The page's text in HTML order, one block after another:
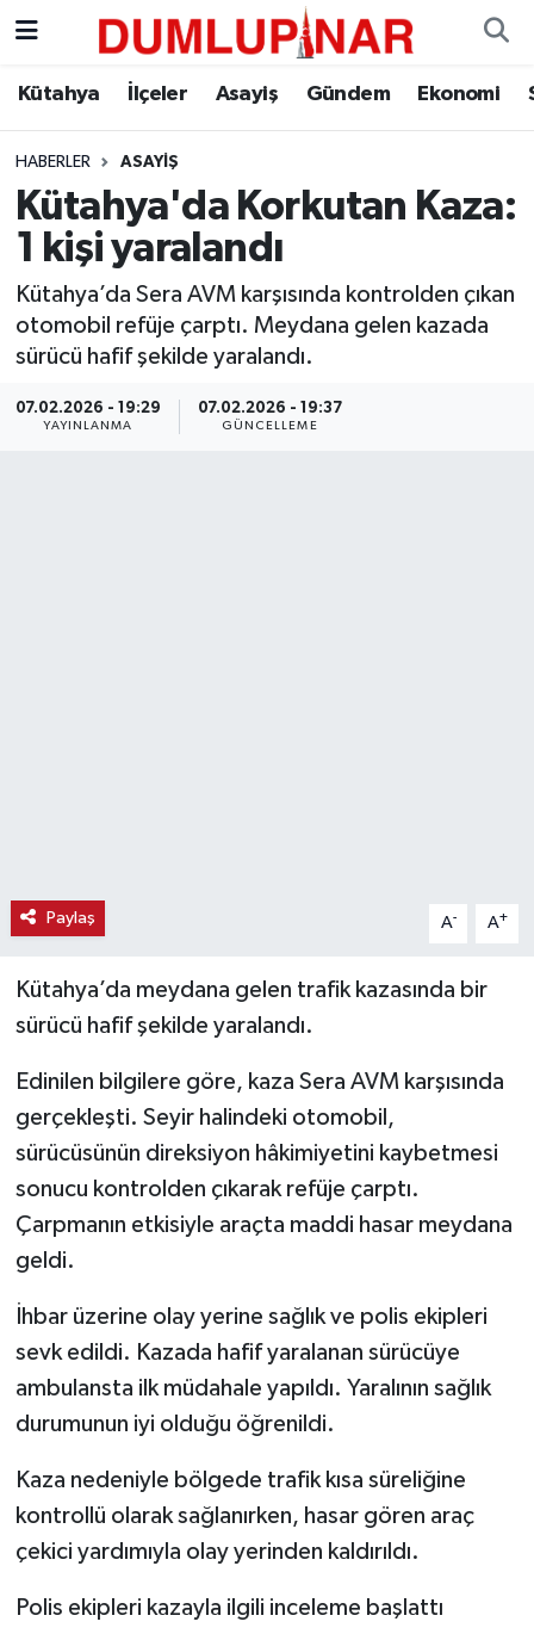
Kütahya İlçeler Asayiş Gündem Ekonomi
HABERLER ASAYIŞ
Kütahya'da Korkutan Kaza:
1 kişi yaralandı
Kütahya’da Sera AVM karşısında kontrolden çıkan
otomobil refüje çarptı. Meydana gelen kazada
sürücü hafif şekilde yaralandı.
07.02.2026 - 19:29
YAYINLANMA
07.02.2026 - 19:37
GÜNCELLEME
Paylaş A- A+
Kütahya’da meydana gelen trafik kazasında bir
sürücü hafif şekilde yaralandı.
Edinilen bilgilere göre, kaza Sera AVM karşısında
gerçekleşti. Seyir halindeki otomobil,
sürücüsünün direksiyon hâkimiyetini kaybetmesi
sonucu kontrolden çıkarak refüje çarptı.
Çarpmanın etkisiyle araçta maddi hasar meydana
geldi.
İhbar üzerine olay yerine sağlık ve polis ekipleri
sevk edildi. Kazada hafif yaralanan sürücüye
ambulansta ilk müdahale yapıldı. Yaralının sağlık
durumunun iyi olduğu öğrenildi.
Kaza nedeniyle bölgede trafik kısa süreliğine
kontrollü olarak sağlanırken, hasar gören araç
çekici yardımıyla olay yerinden kaldırıldı.
Polis ekipleri kazayla ilgili inceleme başlattı
Asayiş
Diğer
Dünya
Eğitim
Ekonomi
Seri İlan
Siyaset
Teknoloji
Vasıta
Yaşam
Kütahya Hava Durumu
Kütahya Trafik Yoğunluk Haritası
Süper Lig Puan Durumu ve Fikstür
Tüm Manşetler
Son Dakika Haberleri